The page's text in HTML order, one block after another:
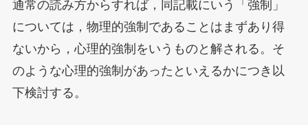
通常の読み方からすれば，同記載にいう「強制」
については，物理的強制であることはまずあり得
ないから，心理的強制をいうものと解される。そ
のような心理的強制があったといえるかにつき以
下検討する。